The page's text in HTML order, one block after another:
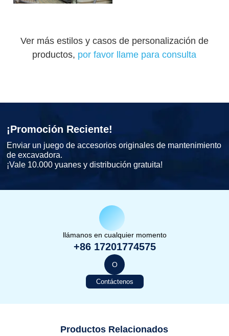
Ver más estilos y casos de personalización de
productos, por favor llame para consulta
¡Promoción Reciente!
Enviar un juego de accesorios originales de mantenimiento
de excavadora.
¡Vale 10.000 yuanes y distribución gratuita!
llámanos en cualquier momento
+86 17201774575
O
Contáctenos
Productos Relacionados